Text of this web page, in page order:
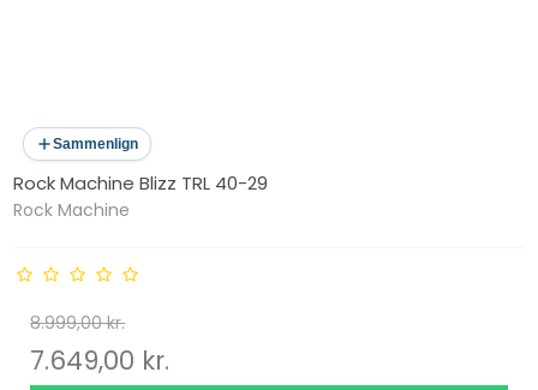
Sammenlign
Rock Machine Blizz TRL 40-29
Rock Machine
8.999,00 kr.
7.649,00 kr.